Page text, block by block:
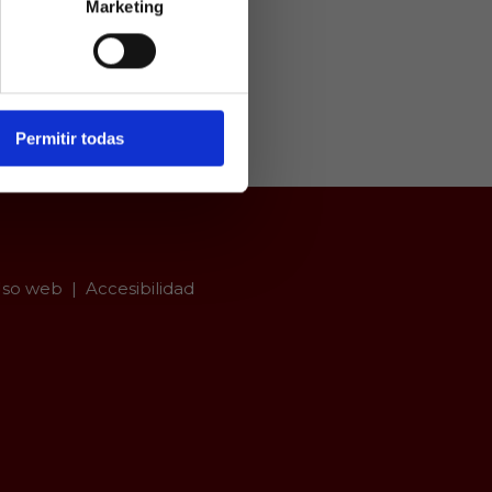
Marketing
Permitir todas
a
mayores
con
web Accesibilidad